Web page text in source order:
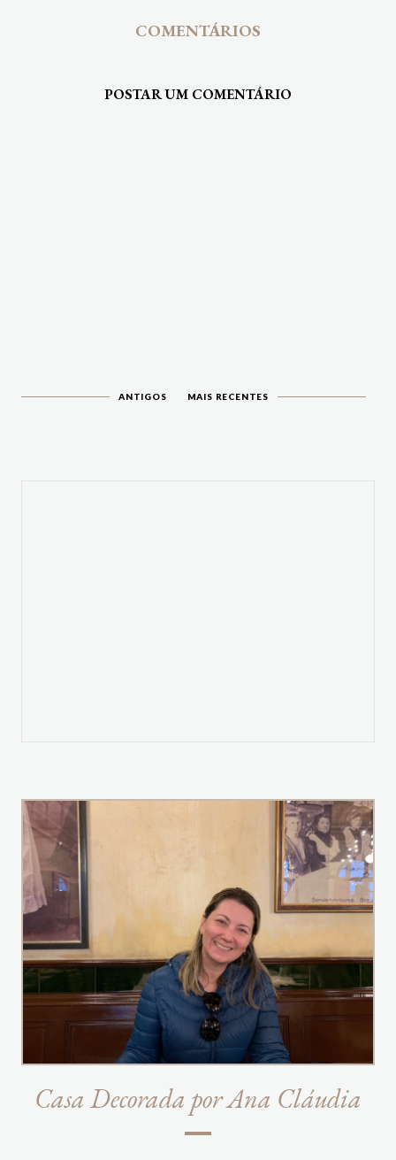
COMENTÁRIOS
POSTAR UM COMENTÁRIO
ANTIGOS MAIS RECENTES
Casa Decorada por Ana Cláudia